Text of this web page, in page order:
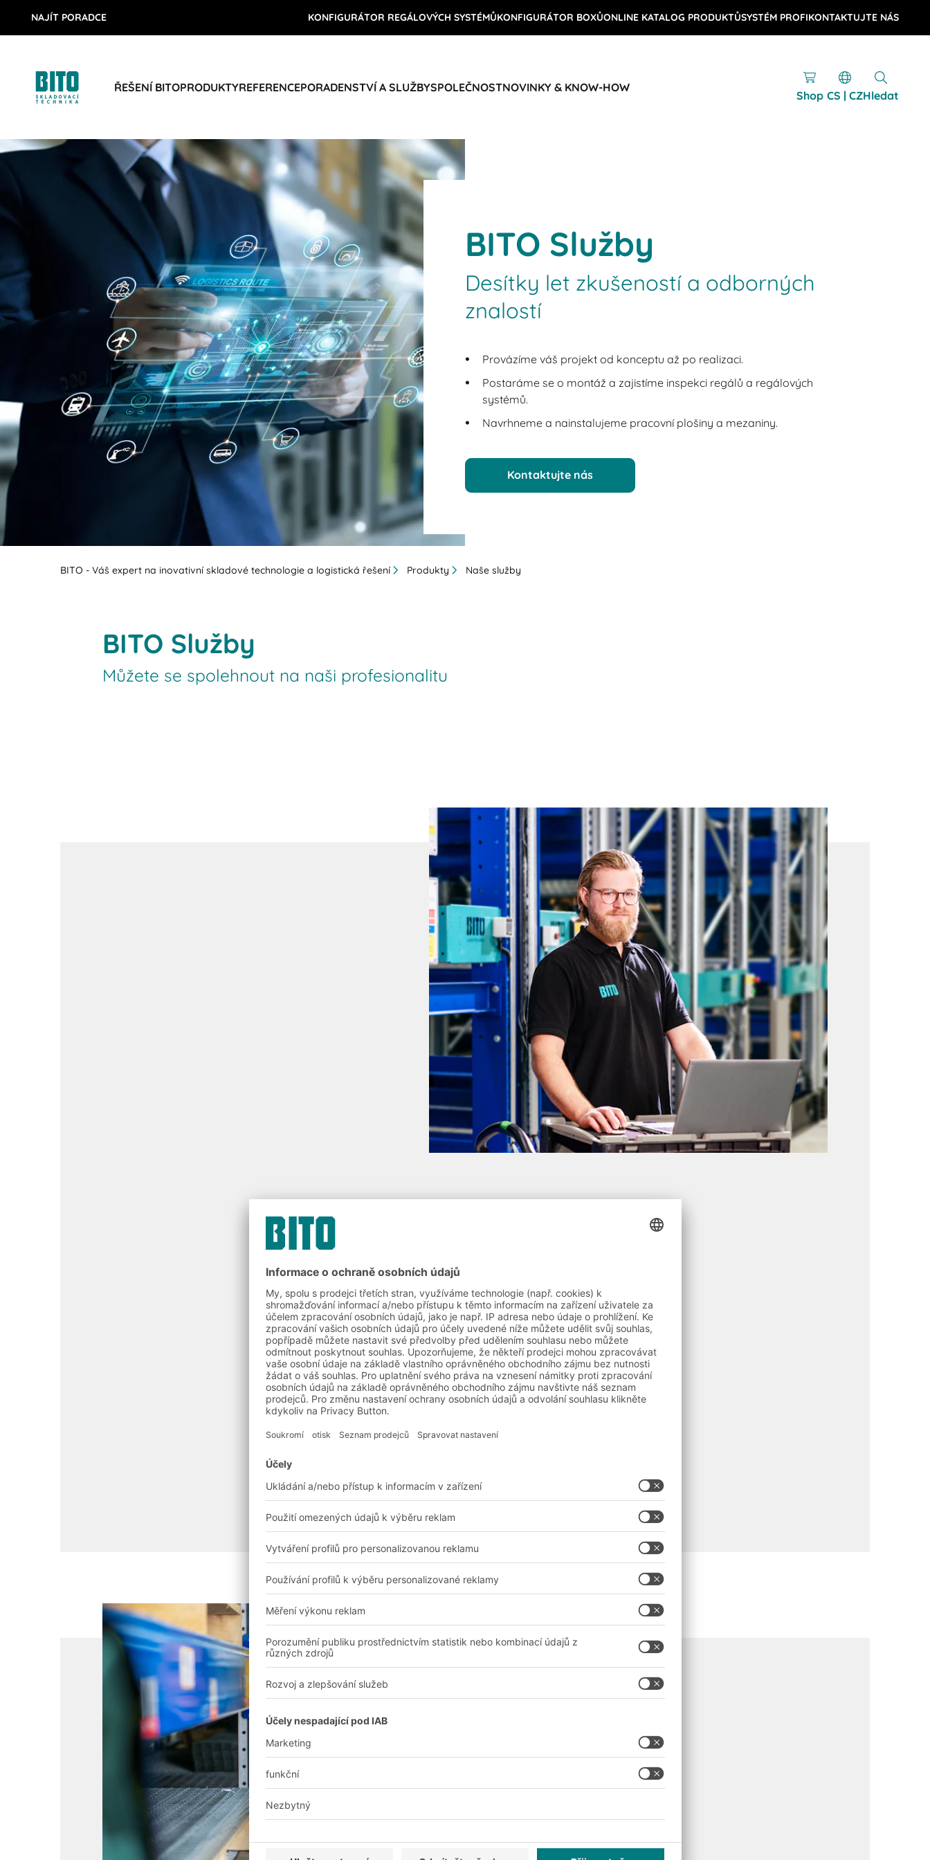
NAJÍT PORADCE KONFIGURÁTOR REGÁLOVÝCH SYSTÉMŮKONFIGURÁTOR BOXŮONLINE KATALOG PRODUKTŮSYSTÉM PROFIKONTAKTUJTE NÁS
ŘEŠENÍ BITOPRODUKTYREFERENCEPORADENSTVÍ A SLUŽBYSPOLEČNOSTNOVINKY & KNOW-HOW
Shop CS | CZHledat
BIT O
BITO Služby
Desítky let zkušeností a odborných
znalostí
Provázíme váš projekt od konceptu až po realizaci.
Postaráme se o montáž a zajistíme inspekci regálů a regálových
systémů.
Navrhneme a nainstalujeme pracovní plošiny a mezaniny.
Kontaktujte nás
BITO - Váš expert na inovativní skladové technologie a logistická řešení Produkty Naše služby
BITO Služby
Můžete se spolehnout na naši profesionalitu